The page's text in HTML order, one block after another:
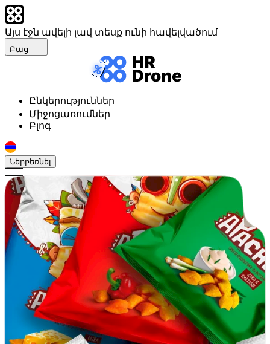
Այս էջն ավելի լավ տեսք ունի հավելվածում
Բաց
Ընկերություններ
Միջոցառումներ
Բլոգ
Ներբեռնել